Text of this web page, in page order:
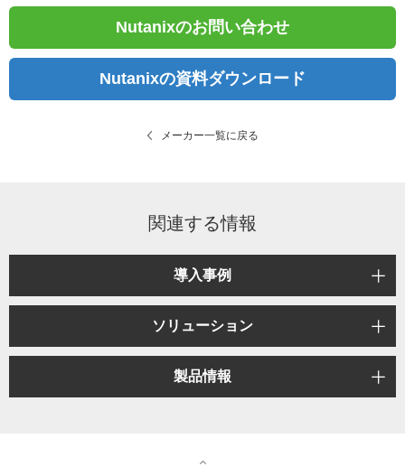
Nutanixのお問い合わせ
Nutanixの資料ダウンロード
メーカー一覧に戻る
関連する情報
導入事例
ソリューション
製品情報